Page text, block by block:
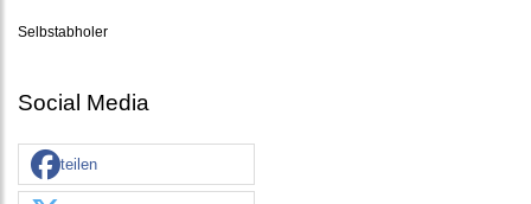
Selbstabholer
Social Media
teilen